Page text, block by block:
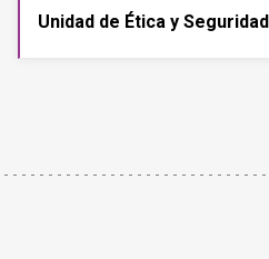
Unidad de Ética y Seguridad